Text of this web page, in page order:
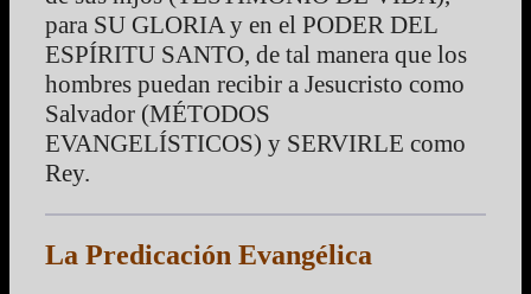
para SU GLORIA y en el PODER DEL
ESPÍRITU SANTO, de tal manera que los
hombres puedan recibir a Jesucristo como
Salvador (MÉTODOS
EVANGELÍSTICOS) y SERVIRLE como
Rey.
La Predicación Evangélica